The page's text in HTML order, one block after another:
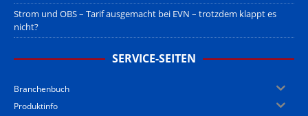
Strom und OBS – Tarif ausgemacht bei EVN – trotzdem klappt es
nicht?
SERVICE-SEITEN
Branchenbuch
Produktinfo